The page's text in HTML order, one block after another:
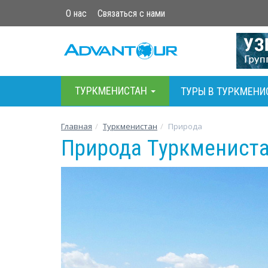
О нас Связаться с нами
ТУРКМЕНИСТАН ТУРЫ В
Главная Туркменистан Природа
Природа